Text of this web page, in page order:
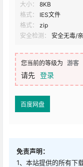
大小：
8KB
格式：
IES文件
格式：
zip
安全检测：
安全无毒/
您当前的等级为 游客
请先 登录
百度网盘
免责声明：
1、本站提供的所有下